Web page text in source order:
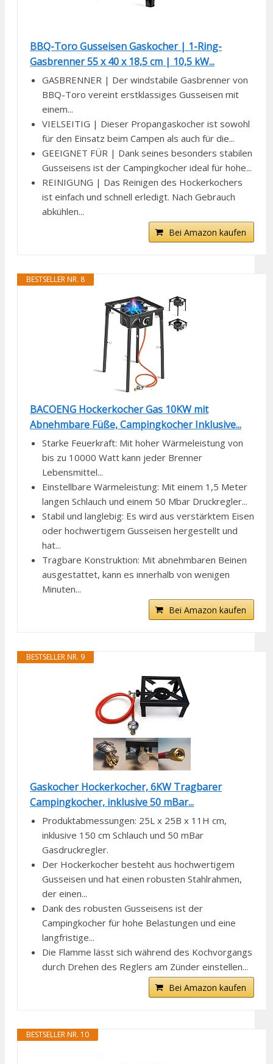
BBQ-Toro Gusseisen Gaskocher | 1-Ring-
Gasbrenner 55 x 40 x 18,5 cm | 10,5 kW...
GASBRENNER | Der windstabile Gasbrenner von
BBQ-Toro vereint erstklassiges Gusseisen mit
einem...
VIELSEITIG | Dieser Propangaskocher ist sowohl
für den Einsatz beim Campen als auch für die...
GEEIGNET FÜR | Dank seines besonders stabilen
Gusseisens ist der Campingkocher ideal für hohe...
REINIGUNG | Das Reinigen des Hockerkochers
ist einfach und schnell erledigt. Nach Gebrauch
abkühlen...
Bei Amazon kaufen
BESTSELLER NR. 8
BACOENG Hockerkocher Gas 10KW mit
Abnehmbare Füße, Campingkocher Inklusive...
Starke Feuerkraft: Mit hoher Wärmeleistung von
bis zu 10000 Watt kann jeder Brenner
Lebensmittel...
Einstellbare Wärmeleistung: Mit einem 1,5 Meter
langen Schlauch und einem 50 Mbar Druckregler...
Stabil und langlebig: Es wird aus verstärktem Eisen
oder hochwertigem Gusseisen hergestellt und
hat...
Tragbare Konstruktion: Mit abnehmbaren Beinen
ausgestattet, kann es innerhalb von wenigen
Minuten...
Bei Amazon kaufen
BESTSELLER NR. 9
Gaskocher Hockerkocher, 6KW Tragbarer
Campingkocher, inklusive 50 mBar...
Produktabmessungen: 25L x 25B x 11H cm,
inklusive 150 cm Schlauch und 50 mBar
Gasdruckregler.
Der Hockerkocher besteht aus hochwertigem
Gusseisen und hat einen robusten Stahlrahmen,
der einen...
Dank des robusten Gusseisens ist der
Campingkocher für hohe Belastungen und eine
langfristige...
Die Flamme lässt sich während des Kochvorgangs
durch Drehen des Reglers am Zünder einstellen...
Bei Amazon kaufen
BESTSELLER NR. 10